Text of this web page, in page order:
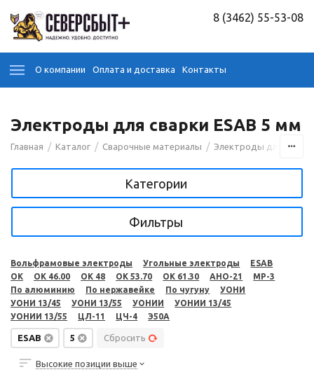
8 (3462) 55-53-08
О компании Оплата и доставка Контакты
Электроды для сварки ESAB 5 мм
Главная / Каталог / Сварочные материалы / Электроды для сварки
Категории
Фильтры
Вольфрамовые электроды Угольные электроды
ESAB
OK
OK 46.00 OK 48 OK 53.70 OK 61.30 АНО-21
МР-3
По алюминию
По нержавейке По чугуну
УОНИ
УОНИ 13/45
УОНИ 13/55 УОНИИ
УОНИИ 13/45
УОНИИ 13/55
ЦЛ-11 ЦЧ-4 Э50А
ESAB 5 Сбросить
Высокие позиции выше